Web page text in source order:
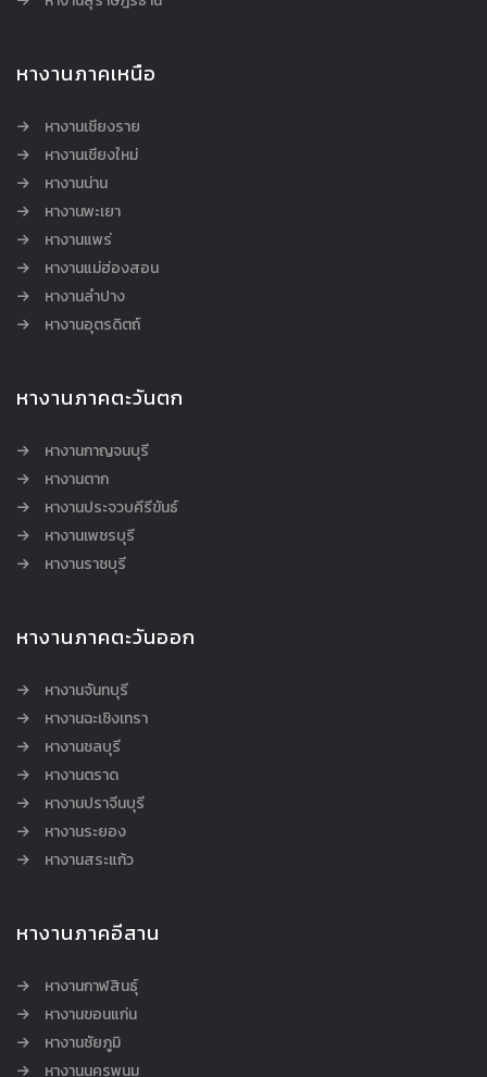
หางานภาคเหนือ
หางานเชียงราย
หางานเชียงใหม่
หางานน่าน
หางานพะเยา
หางานแพร่
หางานแม่ฮ่องสอน
หางานลำปาง
หางานอุตรดิตถ์
หางานภาคตะวันตก
หางานกาญจนบุรี
หางานตาก
หางานประจวบคีรีขันธ์
หางานเพชรบุรี
หางานราชบุรี
หางานภาคตะวันออก
หางานจันทบุรี
หางานฉะเชิงเทรา
หางานชลบุรี
หางานตราด
หางานปราจีนบุรี
หางานระยอง
หางานสระแก้ว
หางานภาคอีสาน
หางานกาฬสินธุ์
หางานขอนแก่น
หางานชัยภูมิ
หางานนครพนม